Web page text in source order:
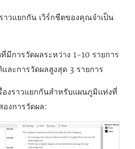
าวแยกกัน เวิร์กชีตของคุณจำเป็น
มีการวัดผลระหว่าง 1-10 รายการ
ละการวัดผลสูงสุด 3 รายการ
องราวแยกกันสำหรับแผนภูมิแท่งที่
งการวัดผล: